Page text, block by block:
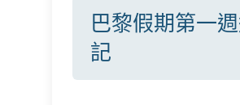
巴黎假期第一
記